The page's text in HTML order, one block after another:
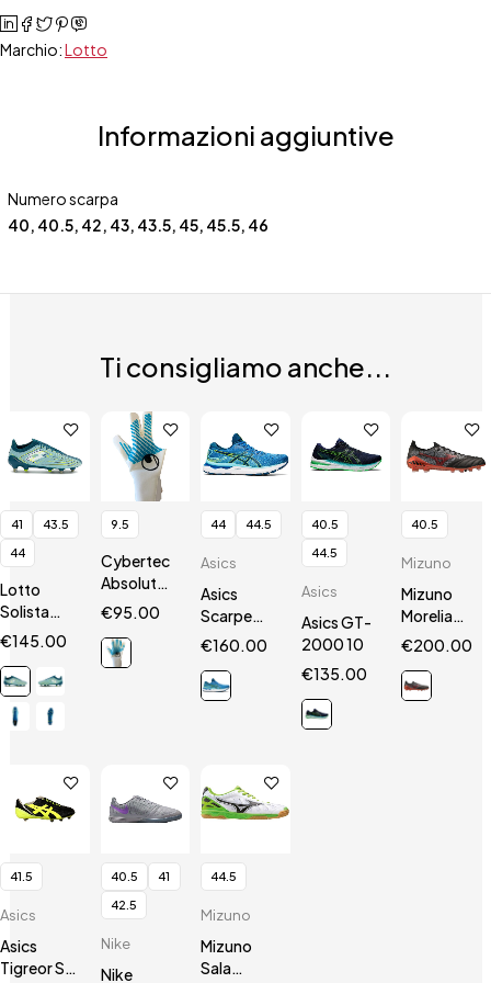
Marchio:Lotto
Informazioni aggiuntive
Numero scarpa
40, 40.5, 42, 43, 43.5, 45, 45.5, 46
Ti consigliamo anche...
41
43.5
44
Lotto
Solista
200 VII
€145.00
9.5
Cybertec
AbsolutGrip
HN
€95.00
44 44.5
Asics
Asics
Scarpe
Gel
€160.00
40.5
44.5
Asics
Asics GT-
2000 10
€135.00
40.5
Mizuno
Mizuno
Morelia
Neo III Β
€200.00
41.5
Asics
Asics
Tigreor ST
40.5
41
42.5
Nike
Nike
44.5
Mizuno
Mizuno
Sala